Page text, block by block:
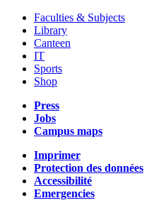
Faculties & Subjects
Library
Canteen
IT
Sports
Shop
Press
Jobs
Campus maps
Imprimer
Protection des données
Accessibilité
Emergencies